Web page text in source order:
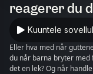
reagerer du
Kuuntele
Eller hva med når
du når barna bryter med
det en lek? Og når